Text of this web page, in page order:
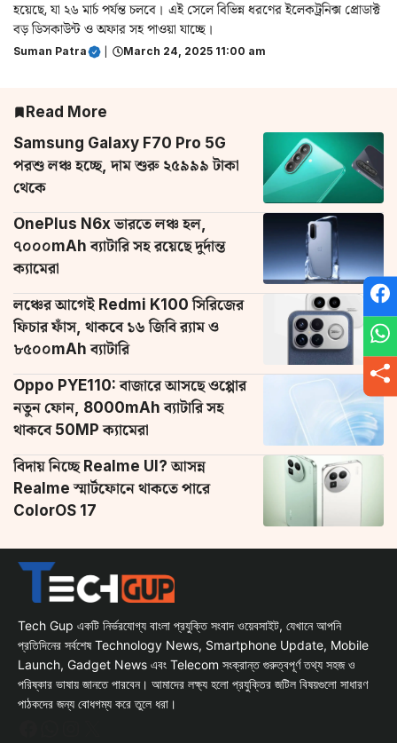
হয়েছে, যা ২৬ মার্চ পর্যন্ত চলবে। এই সেলে বিভিন্ন ধরণের ইলেকট্রনিক্স প্রোডাক্ট
বড় ডিসকাউন্ট ও অফার সহ পাওয়া যাচ্ছে।
Suman Patra March 24, 2025 11:00 am
Read More
Samsung Galaxy F70 Pro 5G
পরশু লঞ্চ হচ্ছে, দাম শুরু ২৫৯৯৯ টাকা
থেকে
OnePlus N6x ভারতে লঞ্চ হল,
৭০০০mAh ব্যাটারি সহ রয়েছে দুর্দান্ত
ক্যামেরা
লঞ্চের আগেই Redmi K100 সিরিজের
ফিচার ফাঁস, থাকবে ১৬ জিবি র‌্যাম ও
৮৫০০mAh ব্যাটারি
Oppo PYE110: বাজারে আসছে ওপ্পোর
নতুন ফোন, 8000mAh ব্যাটারি সহ
থাকবে 50MP ক্যামেরা
বিদায় নিচ্ছে Realme UI? আসন্ন
Realme স্মার্টফোনে থাকতে পারে
ColorOS 17
Tech Gup একটি নির্ভরযোগ্য বাংলা প্রযুক্তি সংবাদ ওয়েবসাইট, যেখানে আপনি
প্রতিদিনের সর্বশেষ Technology News, Smartphone Update, Mobile
Launch, Gadget News এবং Telecom সংক্রান্ত গুরুত্বপূর্ণ তথ্য সহজ ও
পরিষ্কার ভাষায় জানতে পারবেন। আমাদের লক্ষ্য হলো প্রযুক্তির জটিল বিষয়গুলো সাধারণ
পাঠকদের জন্য বোধগম্য করে তুলে ধরা।